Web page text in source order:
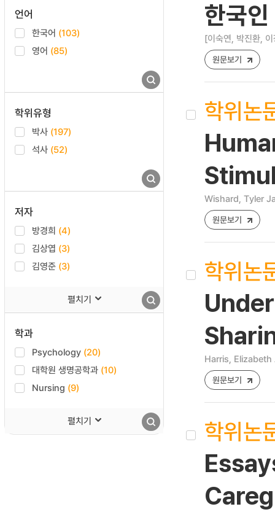
언어
한국어 (103)
영어 (85)
학위유형
박사 (197)
석사 (52)
저자
방경희 (4)
김상엽 (3)
김영준 (3)
펼치기
학과
Psychology (20)
대학원 생명공학과 (10)
Nursing (9)
펼치기
한국
[이숙연, 박진환,
원문보기
학위논
Wishard, Tyler
원문보기
학위논
Harris, Elizabeth
원문보기
학위논